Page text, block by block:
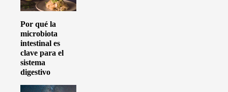
Por qué la
microbiota
intestinal es
clave para el
sistema
digestivo